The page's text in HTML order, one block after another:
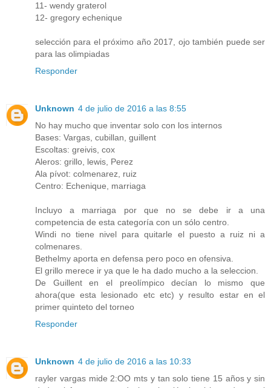
11- wendy graterol
12- gregory echenique
selección para el próximo año 2017, ojo también puede ser
para las olimpiadas
Responder
Unknown 4 de julio de 2016 a las 8:55
No hay mucho que inventar solo con los internos
Bases: Vargas, cubillan, guillent
Escoltas: greivis, cox
Aleros: grillo, lewis, Perez
Ala pívot: colmenarez, ruiz
Centro: Echenique, marriaga
Incluyo a marriaga por que no se debe ir a una
competencia de esta categoría con un sólo centro.
Windi no tiene nivel para quitarle el puesto a ruiz ni a
colmenares.
Bethelmy aporta en defensa pero poco en ofensiva.
El grillo merece ir ya que le ha dado mucho a la seleccion.
De Guillent en el preolímpico decían lo mismo que
ahora(que esta lesionado etc etc) y resulto estar en el
primer quinteto del torneo
Responder
Unknown 4 de julio de 2016 a las 10:33
rayler vargas mide 2:OO mts y tan solo tiene 15 años y sin